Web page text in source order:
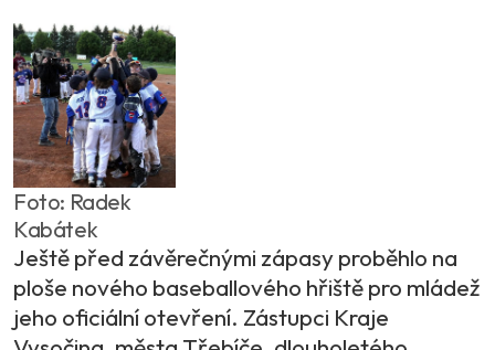
Foto: Radek
Kabátek
Ještě před závěrečnými zápasy proběhlo na
ploše nového baseballového hřiště pro mládež
jeho oficiální otevření. Zástupci Kraje